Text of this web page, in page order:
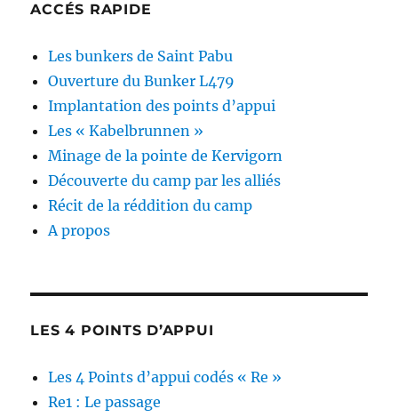
ACCÉS RAPIDE
Les bunkers de Saint Pabu
Ouverture du Bunker L479
Implantation des points d’appui
Les « Kabelbrunnen »
Minage de la pointe de Kervigorn
Découverte du camp par les alliés
Récit de la réddition du camp
A propos
LES 4 POINTS D’APPUI
Les 4 Points d’appui codés « Re »
Re1 : Le passage